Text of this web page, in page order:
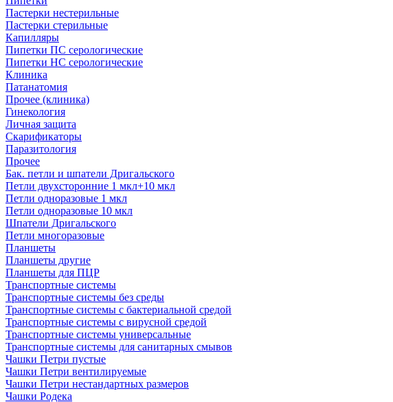
Пастерки нестерильные
Пастерки стерильные
Капилляры
Пипетки ПС серологические
Пипетки НС серологические
Клиника
Патанатомия
Прочее (клиника)
Гинекология
Личная защита
Скарификаторы
Паразитология
Прочее
Бак. петли и шпатели Дригальского
Петли двухсторонние 1 мкл+10 мкл
Петли одноразовые 1 мкл
Петли одноразовые 10 мкл
Шпатели Дригальского
Петли многоразовые
Планшеты
Планшеты другие
Планшеты для ПЦР
Транспортные системы
Транспортные системы без среды
Транспортные системы с бактериальной средой
Транспортные системы с вирусной средой
Транспортные системы универсальные
Транспортные системы для санитарных смывов
Чашки Петри пустые
Чашки Петри вентилируемые
Чашки Петри нестандартных размеров
Чашки Родека